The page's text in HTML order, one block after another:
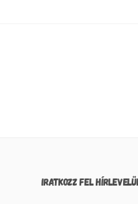
IRATKOZZ FEL